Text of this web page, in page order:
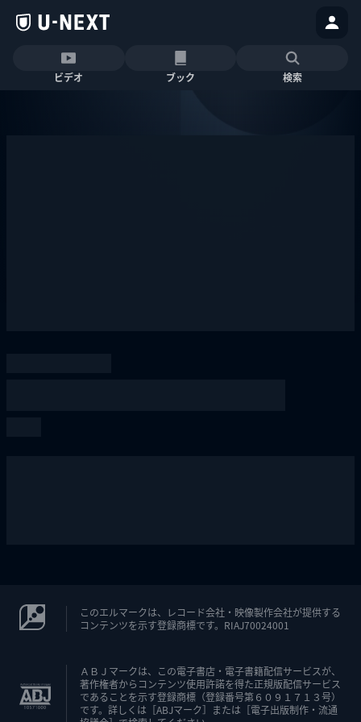
ビデオ ブック 検索
このエルマークは、レコード会社・映像製作会社が提供する
コンテンツを示す登録商標です。RIAJ70024001
ＡＢＪマークは、この電子書店・電子書籍配信サービスが、
著作権者からコンテンツ使用許諾を得た正規版配信サービス
であることを示す登録商標（登録番号第６０９１７１３号）
です。詳しくは［ABJマーク］または［電子出版制作・流通